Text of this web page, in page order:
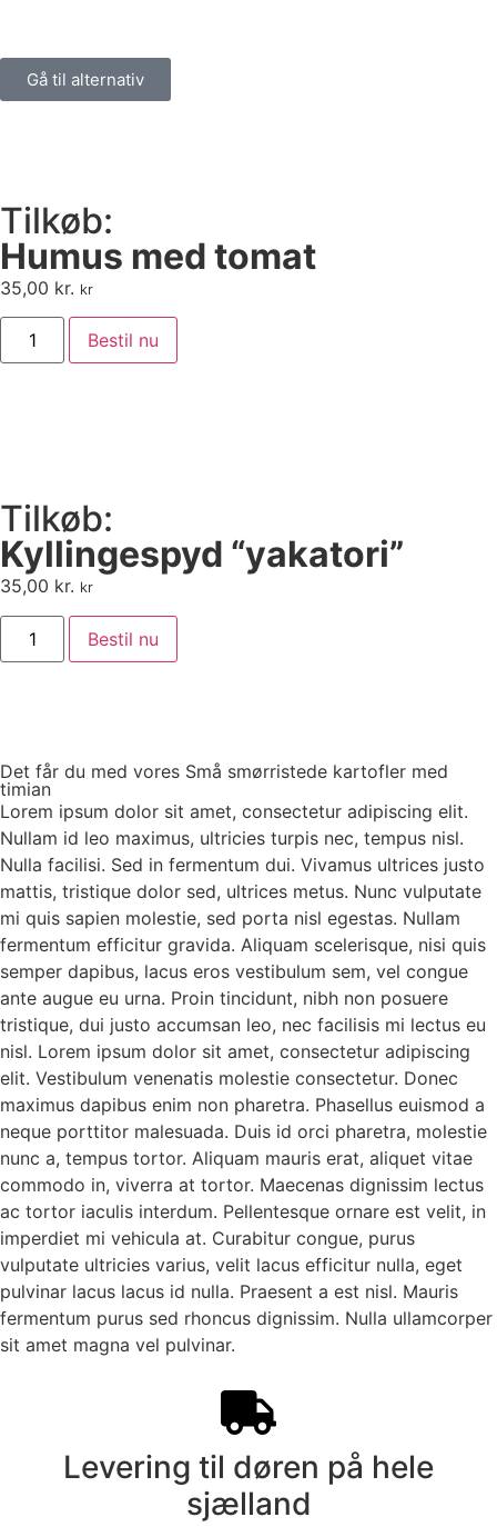
Gå til alternativ
Tilkøb:
Humus med tomat
35,00 kr. kr
Bestil nu
Tilkøb:
Kyllingespyd “yakatori”
35,00 kr. kr
Bestil nu
Det får du med vores Små smørristede kartofler med
timian
Lorem ipsum dolor sit amet, consectetur adipiscing elit.
Nullam id leo maximus, ultricies turpis nec, tempus nisl.
Nulla facilisi. Sed in fermentum dui. Vivamus ultrices justo
mattis, tristique dolor sed, ultrices metus. Nunc vulputate
mi quis sapien molestie, sed porta nisl egestas. Nullam
fermentum efficitur gravida. Aliquam scelerisque, nisi quis
semper dapibus, lacus eros vestibulum sem, vel congue
ante augue eu urna. Proin tincidunt, nibh non posuere
tristique, dui justo accumsan leo, nec facilisis mi lectus eu
nisl. Lorem ipsum dolor sit amet, consectetur adipiscing
elit. Vestibulum venenatis molestie consectetur. Donec
maximus dapibus enim non pharetra. Phasellus euismod a
neque porttitor malesuada. Duis id orci pharetra, molestie
nunc a, tempus tortor. Aliquam mauris erat, aliquet vitae
commodo in, viverra at tortor. Maecenas dignissim lectus
ac tortor iaculis interdum. Pellentesque ornare est velit, in
imperdiet mi vehicula at. Curabitur congue, purus
vulputate ultricies varius, velit lacus efficitur nulla, eget
pulvinar lacus lacus id nulla. Praesent a est nisl. Mauris
fermentum purus sed rhoncus dignissim. Nulla ullamcorper
sit amet magna vel pulvinar.
Levering til døren på hele
sjælland